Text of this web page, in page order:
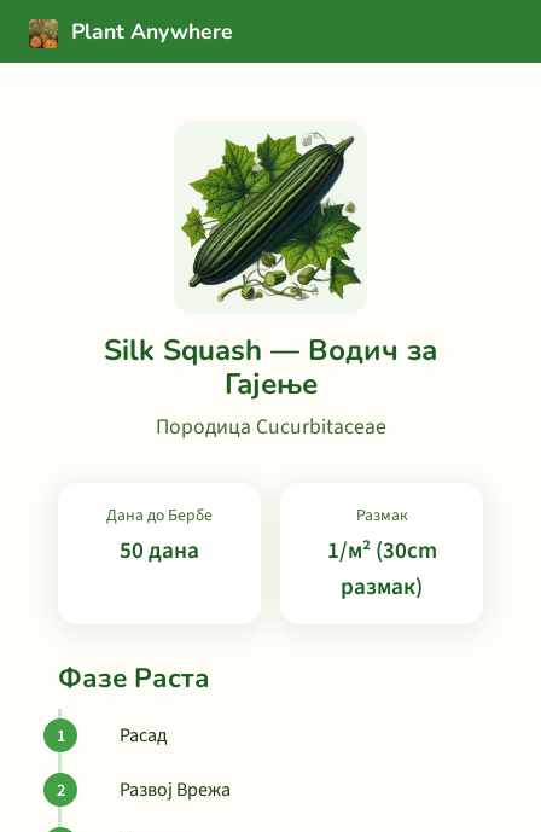
Plant Anywhere
Silk Squash — Водич за
Гајење
Породица Cucurbitaceae
Дана до Бербе
50 дана
Размак
1/м² (30cm
размак)
Фазе Раста
Расад
Развој Врежа